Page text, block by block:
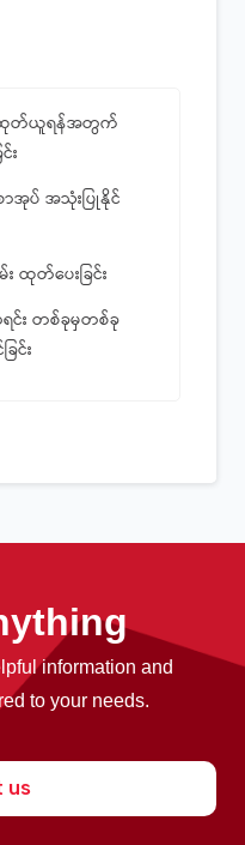
ပ် ထုတ်ယူရန်အတွက်
း
ပ် အသုံးပြုနိုင်
ထုတ်ပေးခြင်း
း တစ်ခုမှတစ်ခု
င်း
information and
to your needs.
us